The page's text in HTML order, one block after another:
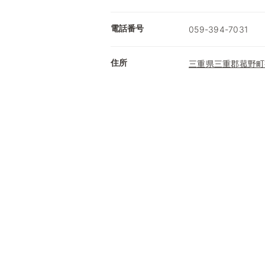
電話番号 059-394-7031
住所 三重県三重郡菰野